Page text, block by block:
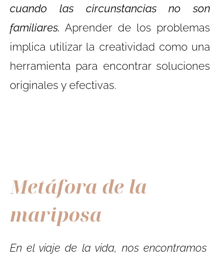
cuando las circunstancias no son
familiares. Aprender de los problemas
implica utilizar la creatividad como una
herramienta para encontrar soluciones
originales y efectivas.
Metáfora de la
mariposa
En el viaje de la vida, nos encontramos